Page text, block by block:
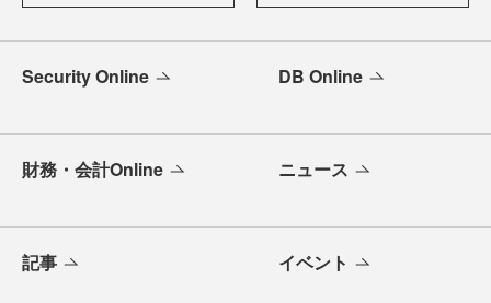
Security Online DB Online
財務・会計Online ニュース
記事 イベント